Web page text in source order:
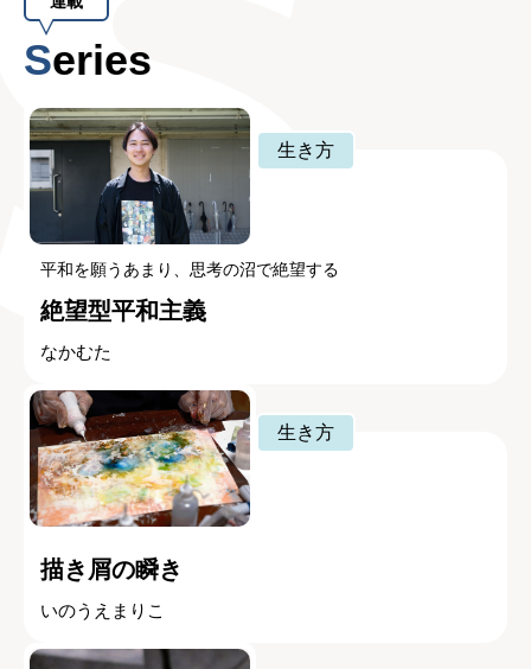
Series
生き方
平和を願うあまり、思考の沼で絶望する
絶望型平和主義
なかむた
生き方
描き屑の瞬き
いのうえまりこ